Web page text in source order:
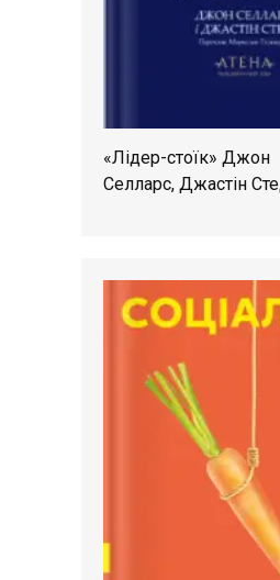
«Лідер-стоїк» Джон
Селларс, Джастін